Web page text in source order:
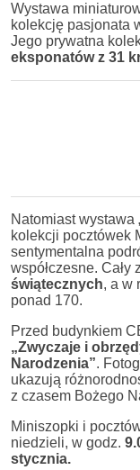
Wystawa
kolekcję pasjonata
Jego prywatna
eksponatów z 31
Natomiast wystawa
kolekcji pocztówek
sentymentalna
współczesne. Cały
świątecznych, a w
ponad 170.
Przed budynkiem
„Zwyczaje i
Narodzenia”.
ukazują
z czasem Bożego
Miniszopki i
niedzieli, w godz.
stycznia.